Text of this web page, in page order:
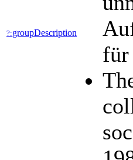
?:groupDescription
für